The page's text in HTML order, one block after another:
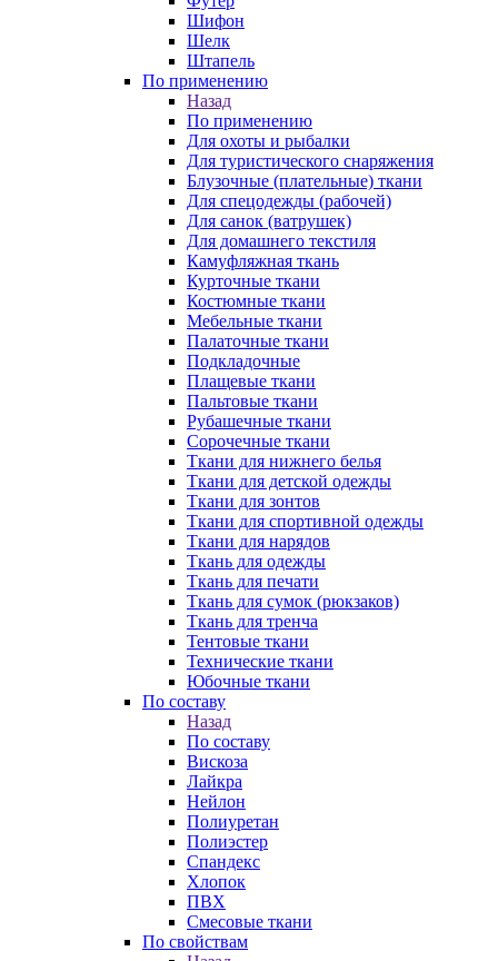
Шифон
Шелк
Штапель
По применению
Назад
По применению
Для охоты и рыбалки
Для туристического снаряжения
Блузочные (плательные) ткани
Для спецодежды (рабочей)
Для санок (ватрушек)
Для домашнего текстиля
Камуфляжная ткань
Курточные ткани
Костюмные ткани
Мебельные ткани
Палаточные ткани
Подкладочные
Плащевые ткани
Пальтовые ткани
Рубашечные ткани
Сорочечные ткани
Ткани для нижнего белья
Ткани для детской одежды
Ткани для зонтов
Ткани для спортивной одежды
Ткани для нарядов
Ткань для одежды
Ткань для печати
Ткань для сумок (рюкзаков)
Ткань для тренча
Тентовые ткани
Технические ткани
Юбочные ткани
По составу
Назад
По составу
Вискоза
Лайкра
Нейлон
Полиуретан
Полиэстер
Спандекс
Хлопок
ПВХ
Смесовые ткани
По свойствам